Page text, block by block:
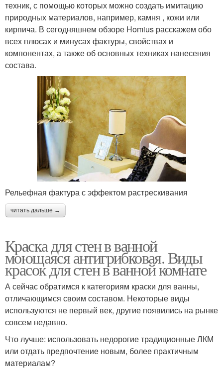
техник, с помощью которых можно создать имитацию
природных материалов, например, камня , кожи или
кирпича. В сегодняшнем обзоре Homius расскажем обо
всех плюсах и минусах фактуры, свойствах и
компонентах, а также об основных техниках нанесения
состава.
Рельефная фактура с эффектом растрескивания
читать дальше →
Краска для стен в ванной
моющаяся антигрибковая. Виды
красок для стен в ванной комнате
А сейчас обратимся к категориям краски для ванны,
отличающимся своим составом. Некоторые виды
используются не первый век, другие появились на рынке
совсем недавно.
Что лучше: использовать недорогие традиционные ЛКМ
или отдать предпочтение новым, более практичным
материалам?